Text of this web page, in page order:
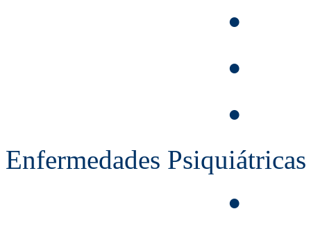
•
•
•
Enfermedades
•